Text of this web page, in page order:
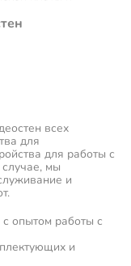
всех
для
для работы с
мы
и
опытом работы с
и